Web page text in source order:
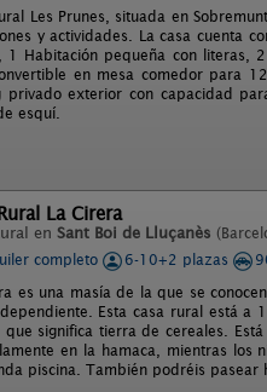
Les Prunes, situada en
y actividades. La casa cuenta
1 Habitación pequeña con literas,
en mesa comedor para
privado exterior con capacidad
esquí.
La Cirera
en Sant Boi de Lluçanès
completo
6-10+2 plazas
es una masía de la que se
Esta casa rural está a
que significa tierra de cereales.
en la hamaca, mientras los
piscina. También podréis pasear